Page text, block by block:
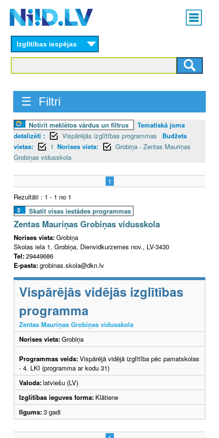
content
Main
menu
Izglītības iespējas
☰ Filtri
Notīrīt meklētos vārdus un filtrus
Tematiskā joma
detalizēti :
Vispārējās izglītības programmas
Budžeta
vietas:
1 Norises vieta:
Grobiņa - Zentas Mauriņas
Grobiņas vidusskola
1
Rezultāti : 1 - 1 no 1
Skatīt visas iestādes programmas
Zentas Mauriņas Grobiņas vidusskola
Norises vieta:Grobiņa
Skolas iela 1, Grobiņa, Dienvidkurzemes nov., LV-3430
Tel:29449686
E-pasts:grobinas.skola@dkn.lv
Vispārējās vidējās izglītības
programma
Zentas Mauriņas Grobiņas vidusskola
Norises vieta:Grobiņa
Programmas veids:Vispārējā vidējā izglītība pēc pamatskolas
- 4. LKI (programma ar kodu 31)
Valoda:latviešu (LV)
Izglītības ieguves forma: Klātiene
Ilgums:3 gadi